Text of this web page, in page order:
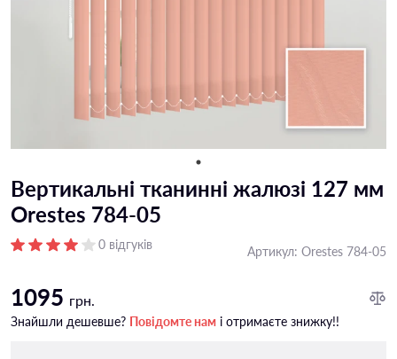
Вертикальні тканинні жалюзі 127 мм
Orestes 784-05
0 відгуків Артикул: Orestes 784-05
1095 грн.
Знайшли дешевше? Повідомте нам і отримаєте знижку!!